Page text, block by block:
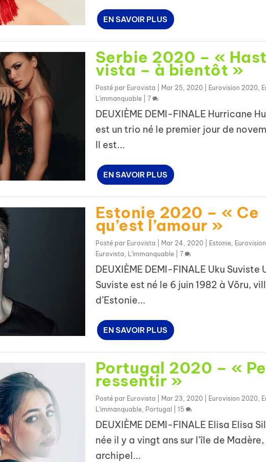
EN SAVOIR PLUS
Serbie 2020 – «
vista – à bientôt »
Posté par Eurovista Mar 25, 2020| Eurovision 2020,
L'immanquable| 7
DEUXIÈME DEMI-FINALE Hurricane
est un trio né le premier jour de
Il est...
EN SAVOIR PLUS
Estonie 2020 – « Ce
qu’est l’amour »
Posté par Eurovista Mar 24, 2020| Estonie,
Eurovista
L'immanquable| 7
DEUXIÈME DEMI-FINALE Uku Suviste
Suviste est né le 6 juin 1982 à Võru,
d’Estonie...
EN SAVOIR PLUS
Portugal 2020 – «
ressentir »
Posté par Eurovista Mar 23, 2020| Eurovision 2020,
L'immanquable, Portugal 15
DEUXIÈME DEMI-FINALE Elisa Elisa
née il y a vingt ans sur l’île de Madère,
archipel...